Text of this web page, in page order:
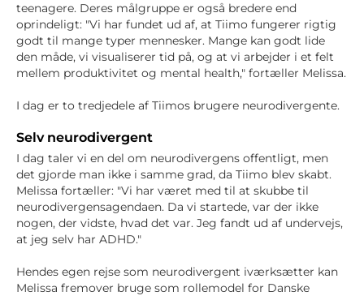
teenagere. Deres målgruppe er også bredere end
oprindeligt: "Vi har fundet ud af, at Tiimo fungerer rigtig
godt til mange typer mennesker. Mange kan godt lide
den måde, vi visualiserer tid på, og at vi arbejder i et felt
mellem produktivitet og mental health," fortæller Melissa.
I dag er to tredjedele af Tiimos brugere neurodivergente.
Selv neurodivergent
I dag taler vi en del om neurodivergens offentligt, men
det gjorde man ikke i samme grad, da Tiimo blev skabt.
Melissa fortæller: "Vi har været med til at skubbe til
neurodivergensagendaen. Da vi startede, var der ikke
nogen, der vidste, hvad det var. Jeg fandt ud af undervejs,
at jeg selv har ADHD."
Hendes egen rejse som neurodivergent iværksætter kan
Melissa fremover bruge som rollemodel for Danske